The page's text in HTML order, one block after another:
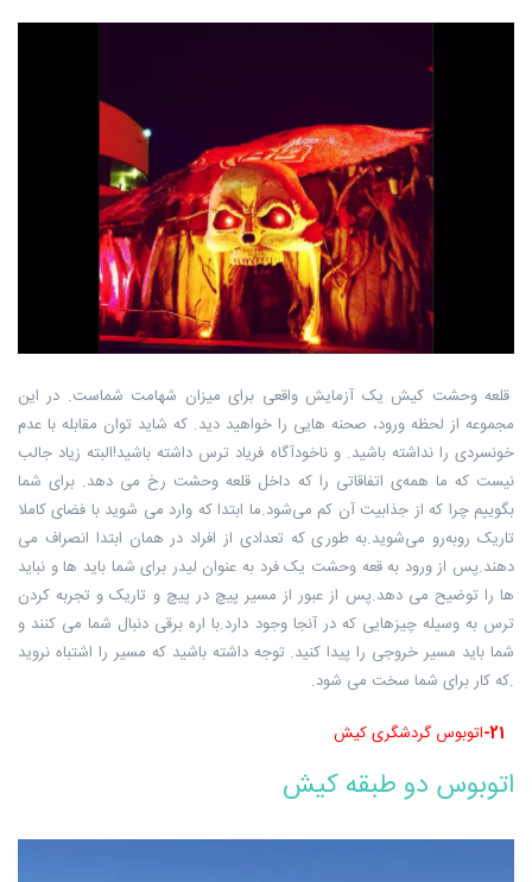
قلعه وحشت کیش یک آزمایش واقعی برای میزان شهامت شماست. در این
مجموعه از لحظه ورود، صحنه هایی را خواهید دید. که شاید توان مقابله با عدم
خونسردی را نداشته باشید. و ناخودآگاه فریاد ترس داشته باشید!البته زیاد جالب
نیست که ما همه‌ی اتفاقاتی را که داخل قلعه وحشت رخ می دهد. برای شما
بگوییم چرا که از جذابیت آن کم می‌شود.ما ابتدا که وارد می شوید با فضای کاملا
تاریک روبه‌رو می‌شوید.به طوری که تعدادی از افراد در همان ابتدا انصراف می
دهند.پس از ورود به قعه وحشت یک فرد به عنوان لیدر برای شما باید ها و نباید
ها را توضیح می دهد.پس از عبور از مسیر پیچ در پیچ و تاریک و تجربه کردن
ترس به وسیله چیزهایی که در آنجا وجود دارد.با اره برقی دنبال شما می کنند و
شما باید مسیر خروجی را پیدا کنید. توجه داشته باشید که مسیر را اشتباه نروید
.که کار برای شما سخت می شود.
21- اتوبوس گردشگری کیش
اتوبوس دو طبقه کیش